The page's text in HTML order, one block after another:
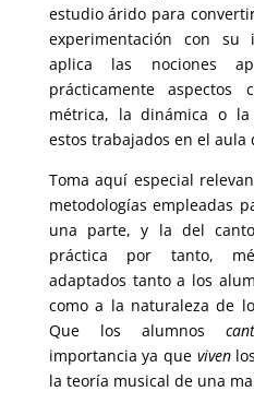
estudio árido para
experimentación con
aplica las nociones
prácticamente
métrica, la dinámica o
estos trabajados en el aula
Toma aquí especial
metodologías empleadas
una parte, y la del
práctica por tanto,
adaptados tanto a los
como a la naturaleza de
Que los alumnos
importancia ya que viven
la teoría musical de una